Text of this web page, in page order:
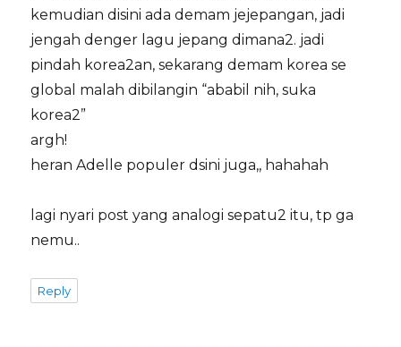
kemudian disini ada demam jejepangan, jadi
jengah denger lagu jepang dimana2. jadi
pindah korea2an, sekarang demam korea se
global malah dibilangin “ababil nih, suka
korea2”
argh!
heran Adelle populer dsini juga,, hahahah
lagi nyari post yang analogi sepatu2 itu, tp ga
nemu..
Reply